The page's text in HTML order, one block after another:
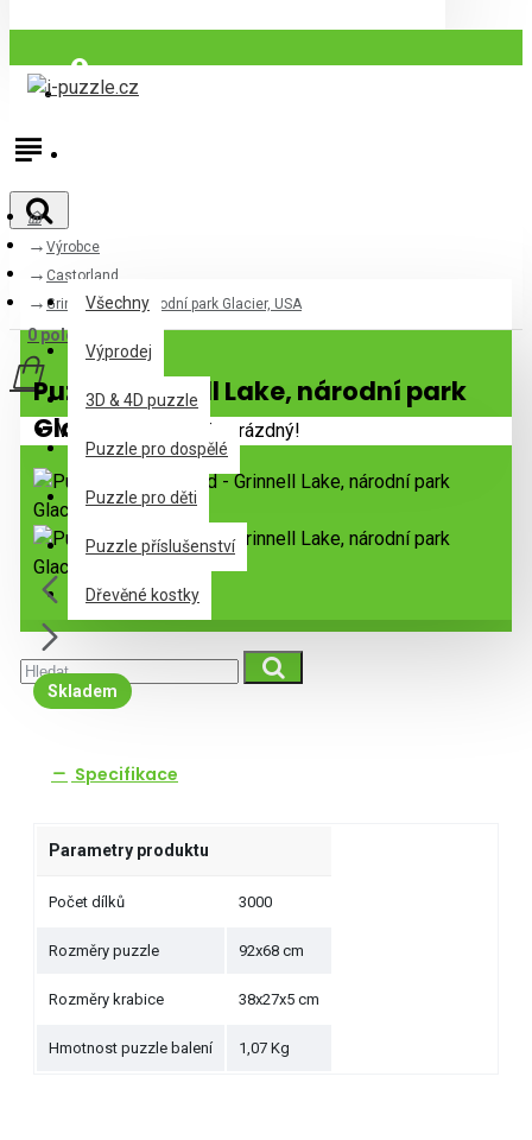
Přihlásit
Všechny
Všechny
Výprodej
3D & 4D puzzle
Puzzle pro dospělé
Puzzle pro děti
Puzzle příslušenství
Dřevěné kostky
0 položek - 0Kč
Váš nákupní košík je prázdný!
Výrobce
Castorland
Grinnell Lake, národní park Glacier, USA
Puzzle Grinnell Lake, národní park
Glacier, USA
Skladem
Specifikace
Parametry produktu
Počet dílků 3000
Rozměry puzzle 92x68 cm
Rozměry krabice 38x27x5 cm
Hmotnost puzzle balení 1,07 Kg